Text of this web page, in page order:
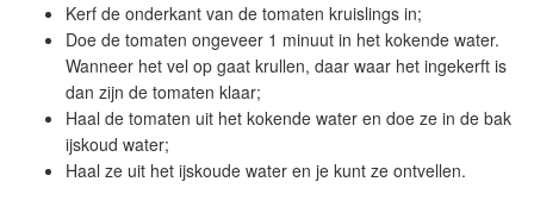
Kerf de onderkant van de tomaten kruislings in;
Doe de tomaten ongeveer 1 minuut in het kokende water.
Wanneer het vel op gaat krullen, daar waar het ingekerft is
dan zijn de tomaten klaar;
Haal de tomaten uit het kokende water en doe ze in de bak
ijskoud water;
Haal ze uit het ijskoude water en je kunt ze ontvellen.